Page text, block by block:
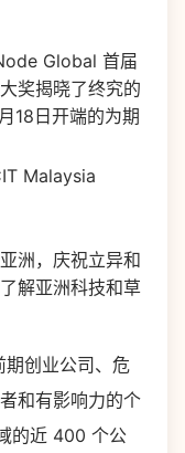
Global 首届
奖揭晓了终究的
18日开端的为期
Malaysia
洲，庆祝立异和
解亚洲科技和草
期创业公司、危
和有影响力的个
的近 400 个公